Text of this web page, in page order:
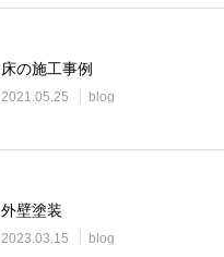
床の施工事例
2021.05.25 blog
外壁塗装
2023.03.15 blog